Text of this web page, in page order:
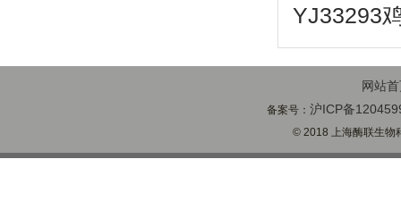
YJ33293
网站
备案号：沪ICP备
© 2018 上海酶联生物